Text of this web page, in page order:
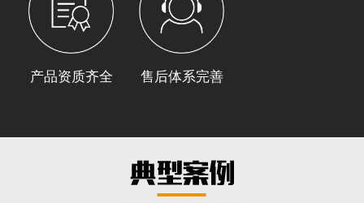
产品资质齐全 售后体系完善